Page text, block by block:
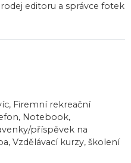
editoru a správce fotek
Firemní rekreační
Notebook,
příspěvek na
Vzdělávací kurzy, školení